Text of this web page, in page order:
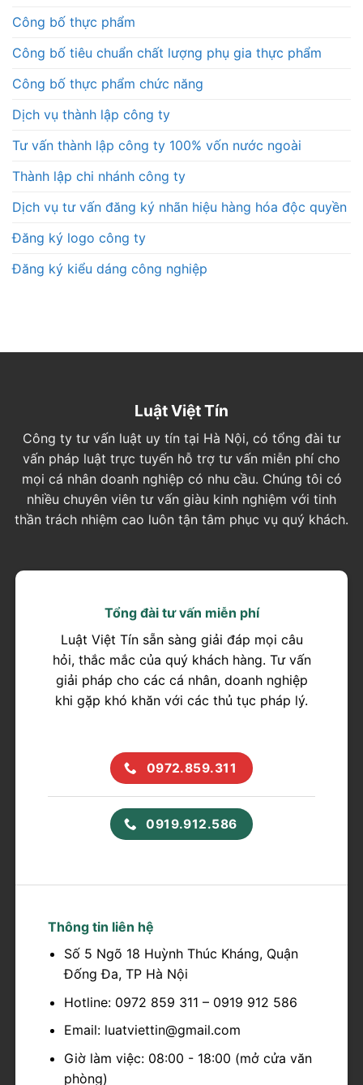
Công bố thực phẩm
Công bố tiêu chuẩn chất lượng phụ gia thực phẩm
Công bố thực phẩm chức năng
Dịch vụ thành lập công ty
Tư vấn thành lập công ty 100% vốn nước ngoài
Thành lập chi nhánh công ty
Dịch vụ tư vấn đăng ký nhãn hiệu hàng hóa độc quyền
Đăng ký logo công ty
Đăng ký kiểu dáng công nghiệp
Luật Việt Tín
Công ty tư vấn luật uy tín tại Hà Nội, có tổng đài tư
vấn pháp luật trực tuyến hỗ trợ tư vấn miễn phí cho
mọi cá nhân doanh nghiệp có nhu cầu. Chúng tôi có
nhiều chuyên viên tư vấn giàu kinh nghiệm với tinh
thần trách nhiệm cao luôn tận tâm phục vụ quý khách.
Tổng đài tư vấn miễn phí
Luật Việt Tín sẵn sàng giải đáp mọi câu
hỏi, thắc mắc của quý khách hàng. Tư vấn
giải pháp cho các cá nhân, doanh nghiệp
khi gặp khó khăn với các thủ tục pháp lý.
0972.859.311
0919.912.586
Thông tin liên hệ
Số 5 Ngõ 18 Huỳnh Thúc Kháng, Quận
Đống Đa, TP Hà Nội
Hotline: 0972 859 311 – 0919 912 586
Email: luatviettin@gmail.com
Giờ làm việc: 08:00 - 18:00 (mở cửa văn
phòng)